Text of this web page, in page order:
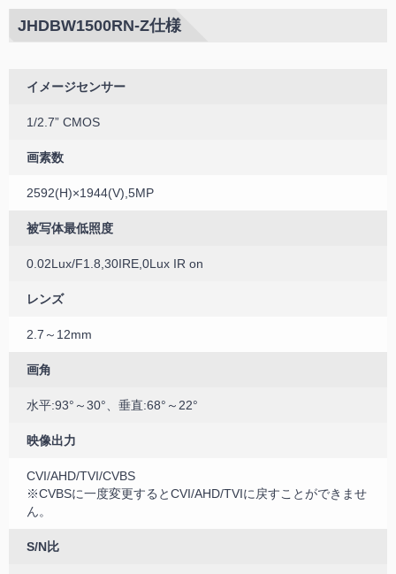
JHDBW1500RN-Z仕様
イメージセンサー
1/2.7” CMOS
画素数
2592(H)×1944(V),5MP
被写体最低照度
0.02Lux/F1.8,30IRE,0Lux IR on
レンズ
2.7～12mm
画角
水平:93°～30°、垂直:68°～22°
映像出力
CVI/AHD/TVI/CVBS
※CVBSに一度変更するとCVI/AHD/TVIに戻すことができませ
ん。
S/N比